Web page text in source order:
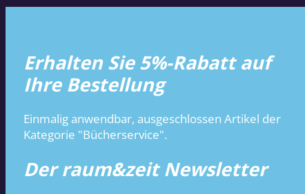
Erhalten Sie 5%-Rabatt auf
Ihre Bestellung
Einmalig anwendbar, ausgeschlossen Artikel der
Kategorie "Bücherservice".
Der raum&zeit Newsletter